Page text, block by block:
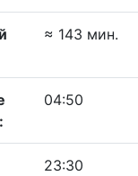
≈ 143 мин.
04:50
23:30